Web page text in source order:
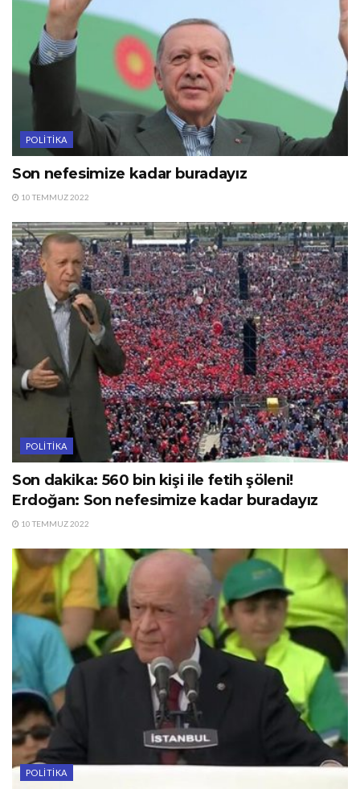
POLITIKA
Son nefesimize kadar buradayız
10 TEMMUZ 2022
POLITIKA
Son dakika: 560 bin kişi ile fetih şöleni!
Erdoğan: Son nefesimize kadar buradayız
10 TEMMUZ 2022
POLITIKA